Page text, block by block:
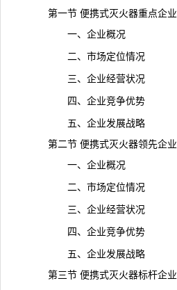
第一节 便携式灭火器重点企业
一、企业概况
二、市场定位情况
三、企业经营状况
四、企业竞争优势
五、企业发展战略
第二节 便携式灭火器领先企业
一、企业概况
二、市场定位情况
三、企业经营状况
四、企业竞争优势
五、企业发展战略
第三节 便携式灭火器标杆企业